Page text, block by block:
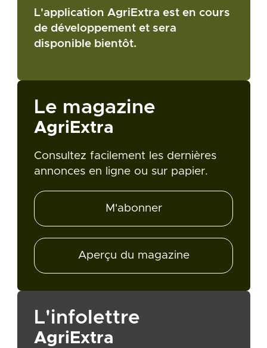
L'application AgriExtra est en cours
de développement et sera
disponible bientôt.
Le magazine
AgriExtra
Consultez facilement les dernières
annonces en ligne ou sur papier.
M'abonner
Aperçu du magazine
L'infolettre
AgriExtra